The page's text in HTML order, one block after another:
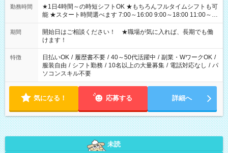
勤務時間
★1日4時間～の時短シフトOK ★もちろんフルタイムシフトも可
能 ★スタート時間選べます 7:00～16:00 9:00～18:00 11:00～
20:00 など 残業なし！ ※Wワークの場合、他のお仕事と合わせ
週40時間超の就業はご案内できません ※法令に基づき、週20時
間以上勤務は社会保険への加入対象となります ※労働者派遣法
（日雇い派遣の原則禁止）により、短時間・短期間の就業はご
案内が難しい場合があります
期間
開始日はご相談ください！ ★職場が気に入れば、長期でも働
けます！
特徴 日払いOK / 履歴書不要 / 40～50代活躍中 / 副業・WワークOK /
服装自由 / シフト勤務 / 10名以上の大量募集 / 電話対応なし / パ
ソコンスキル不要
気になる！ 応募する 詳細へ
未読